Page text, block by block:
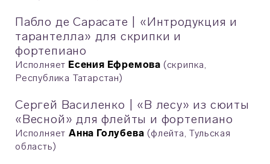
Пабло де Сарасате | «Интродукция и
тарантелла» для скрипки и
фортепиано
Исполняет Есения Ефремова (скрипка,
Республика Татарстан)
Сергей Василенко | «В лесу» из сюиты
«Весной» для флейты и фортепиано
Исполняет Анна Голубева (флейта, Тульская
область)